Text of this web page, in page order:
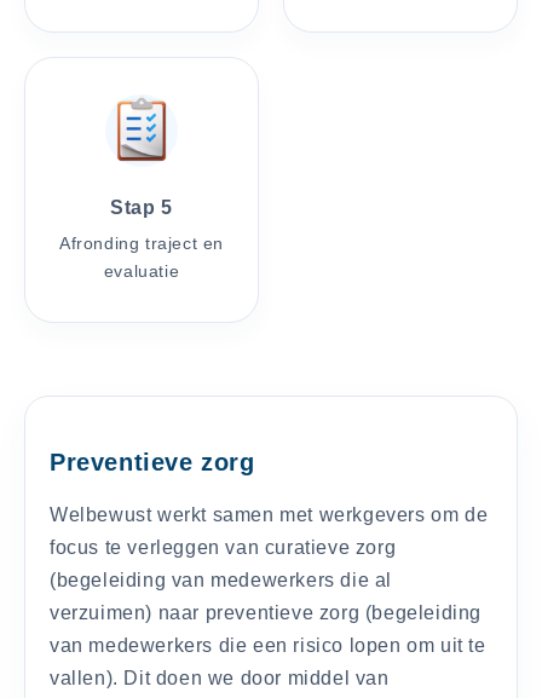
Stap 5
Afronding traject en
evaluatie
Preventieve zorg
Welbewust werkt samen met werkgevers om de
focus te verleggen van curatieve zorg
(begeleiding van medewerkers die al
verzuimen) naar preventieve zorg (begeleiding
van medewerkers die een risico lopen om uit te
vallen). Dit doen we door middel van